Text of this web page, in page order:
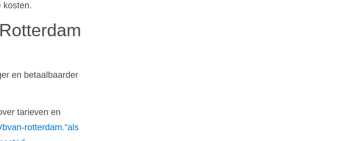
kosten.
en betaalbaarder
tarieven en
rotterdam.”als